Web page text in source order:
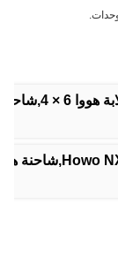
.